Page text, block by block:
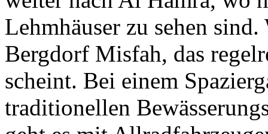
Lehmhäuser zu sehen
Bergdorf Misfah, das
scheint. Bei einem
traditionellen